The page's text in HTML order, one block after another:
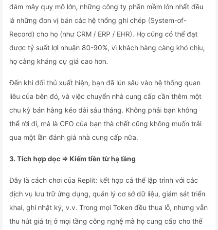
đám mây quy mô lớn, những công ty phần mềm lớn nhất đều
là những đơn vị bán các hệ thống ghi chép (System-of-
Record) cho họ (như CRM / ERP / EHR). Họ cũng có thể đạt
được tỷ suất lợi nhuận 80-90%, vì khách hàng càng khó chịu,
họ càng kháng cự giá cao hơn.
Đến khi đối thủ xuất hiện, bạn đã lún sâu vào hệ thống quan
liêu của bên đó, và việc chuyển nhà cung cấp cần thêm một
chu kỳ bán hàng kéo dài sáu tháng. Không phải bạn không
thể rời đi, mà là CFO của bạn thà chết cũng không muốn trải
qua một lần đánh giá nhà cung cấp nữa.
3. Tích hợp dọc ⇒ Kiếm tiền từ hạ tầng
Đây là cách chơi của Replit: kết hợp cá thể lập trình với các
dịch vụ lưu trữ ứng dụng, quản lý cơ sở dữ liệu, giám sát triển
khai, ghi nhật ký, v.v. Trong mọi Token đều thua lỗ, nhưng vẫn
thu hút giá trị ở mọi tầng công nghệ mà họ cung cấp cho thế